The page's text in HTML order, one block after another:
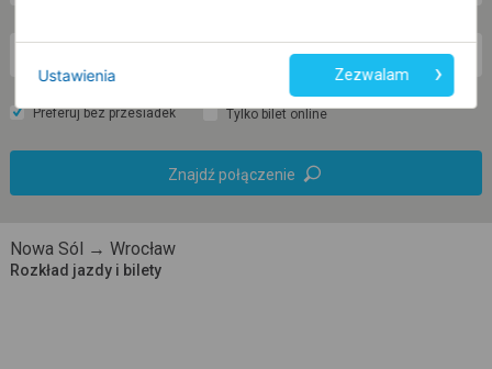
-- : --
Preferuj bez przesiadek Tylko bilet online
Znajdź połączenie
Nowa Sól → Wrocław
Rozkład jazdy i bilety
Ustawienia Zezwalam